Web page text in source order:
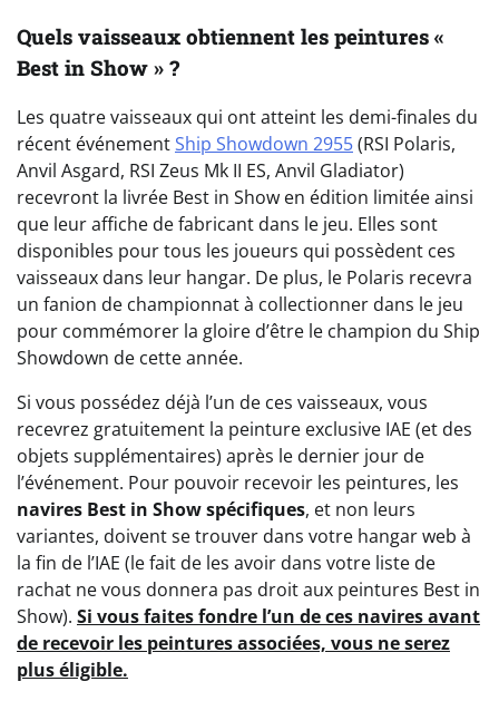
Quels vaisseaux obtiennent les peintures «
Best in Show » ?
Les quatre vaisseaux qui ont atteint les demi-finales du
récent événementShip Showdown 2955(RSI Polaris,
Anvil Asgard, RSI Zeus Mk II ES, Anvil Gladiator)
recevront la livrée Best in Show en édition limitée ainsi
que leur affiche de fabricant dans le jeu. Elles sont
disponibles pour tous les joueurs qui possèdent ces
vaisseaux dans leur hangar. De plus, le Polaris recevra
un fanion de championnat à collectionner dans le jeu
pour commémorer la gloire d’être le champion du Ship
Showdown de cette année.
Si vous possédez déjà l’un de ces vaisseaux, vous
recevrez gratuitement la peinture exclusive IAE (et des
objets supplémentaires) après le dernier jour de
l’événement. Pour pouvoir recevoir les peintures, les
navires Best in Show spécifiques, et non leurs
variantes, doivent se trouver dans votre hangar web à
la fin de l’IAE (le fait de les avoir dans votre liste de
rachat ne vous donnera pas droit aux peintures Best in
Show). Si vous faites fondre l’un de ces navires avant
de recevoir les peintures associées, vous ne serez
plus éligible.